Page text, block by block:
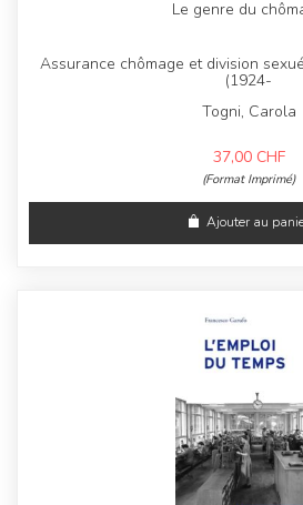
Le genre du
Assurance chômage et division
(1924-
Togni, Carola
37,00 CHF
(Format Imprimé)
Ajouter au